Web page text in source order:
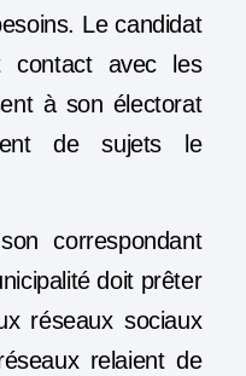
Le candidat
contact avec les
à son électorat
de sujets le
correspondant
doit prêter
réseaux sociaux
relaient de